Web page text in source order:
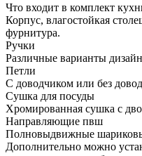
Что входит в комплект
Корпус, влагостойкая
фурнитура.
Ручки
Различные варианты
Петли
С доводчиком или без
Сушка для посуды
Хромированная сушка с
Направляющие пвш
Полновыдвижные
Дополнительно можно